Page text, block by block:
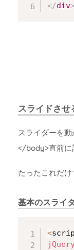
</div
スライドさ
スライダーを
</body>直前に
たったこれだけ
基本のスライ
<